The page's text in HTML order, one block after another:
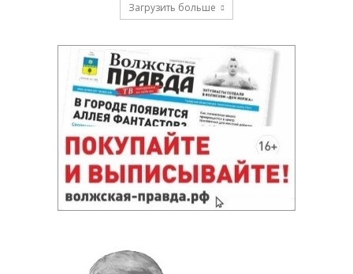
Загрузить больше